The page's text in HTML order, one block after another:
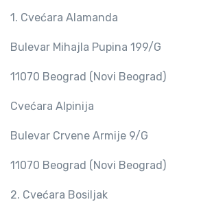
1. Cvećara Alamanda
Bulevar Mihajla Pupina 199/G
11070 Beograd (Novi Beograd)
Cvećara Alpinija
Bulevar Crvene Armije 9/G
11070 Beograd (Novi Beograd)
2. Cvećara Bosiljak